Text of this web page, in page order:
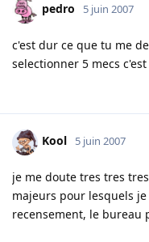
pedro 5 juin 2007
c'est dur ce que tu me
selectionner 5 mecs
Kool 5 juin 2007
je me doute tres tres
majeurs pour lesquels
recensement, le bureau